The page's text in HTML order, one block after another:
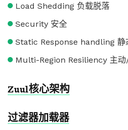
Load Shedding 负载脱落
Security 安全
Static Response handling 静
Multi-Region Resiliency 主动
Zuul核心架构
过滤器加载器